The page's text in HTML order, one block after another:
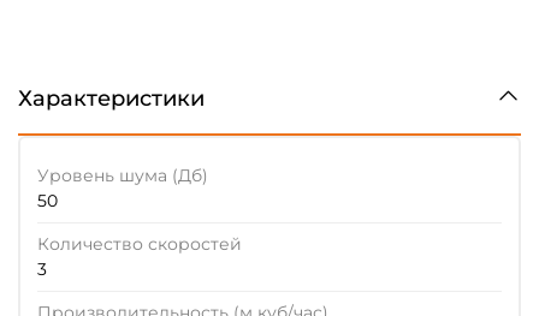
Характеристики
Уровень шума (Дб)
50
Количество скоростей
3